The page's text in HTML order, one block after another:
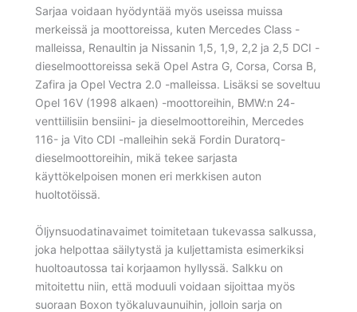
Sarjaa voidaan hyödyntää myös useissa muissa
merkeissä ja moottoreissa, kuten Mercedes Class -
malleissa, Renaultin ja Nissanin 1,5, 1,9, 2,2 ja 2,5 DCI -
dieselmoottoreissa sekä Opel Astra G, Corsa, Corsa B,
Zafira ja Opel Vectra 2.0 -malleissa. Lisäksi se soveltuu
Opel 16V (1998 alkaen) -moottoreihin, BMW:n 24-
venttiilisiin bensiini- ja dieselmoottoreihin, Mercedes
116- ja Vito CDI -malleihin sekä Fordin Duratorq-
dieselmoottoreihin, mikä tekee sarjasta
käyttökelpoisen monen eri merkkisen auton
huoltotöissä.
Öljynsuodatinavaimet toimitetaan tukevassa salkussa,
joka helpottaa säilytystä ja kuljettamista esimerkiksi
huoltoautossa tai korjaamon hyllyssä. Salkku on
mitoitettu niin, että moduuli voidaan sijoittaa myös
suoraan Boxon työkaluvaunuihin, jolloin sarja on